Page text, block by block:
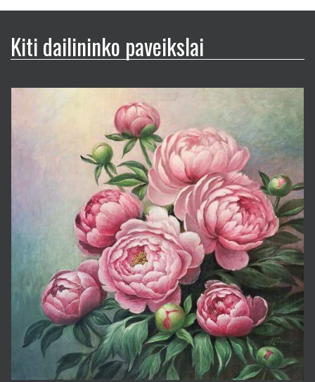
Kiti dailininko paveikslai